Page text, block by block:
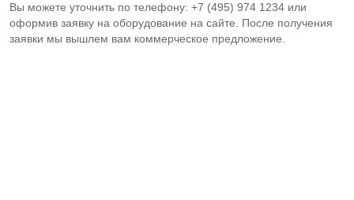
Вы можете уточнить по телефону: +7 (495) 974 1234 или
оформив заявку на оборудование на сайте. После получения
заявки мы вышлем вам коммерческое предложение.